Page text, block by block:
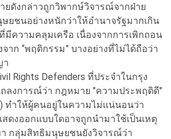
ยดังกล่าวถูกวิพากษ์วิจารณ์จากฝ่าย
ยชนอย่างหนักว่าให้อำนาจรัฐมากเกิน
มีความคลุมเครือ เนื่องจากการเพิกถอน
าก “พฤติกรรม” บางอย่างที่ไม่ได้ถือว่า
า
Rights Defenders⁠ ที่ประจำในกรุง
ลงการณ์ว่า กฎหมาย "ความประพฤติดี"
ทำให้ผู้คนอยู่ในความไม่แน่นอนว่า
ดงออกแบบใดอาจถูกนำมาใช้เป็นเหตุ
กลุ่มสิทธิมนุษยชนยังวิจารณ์ว่า